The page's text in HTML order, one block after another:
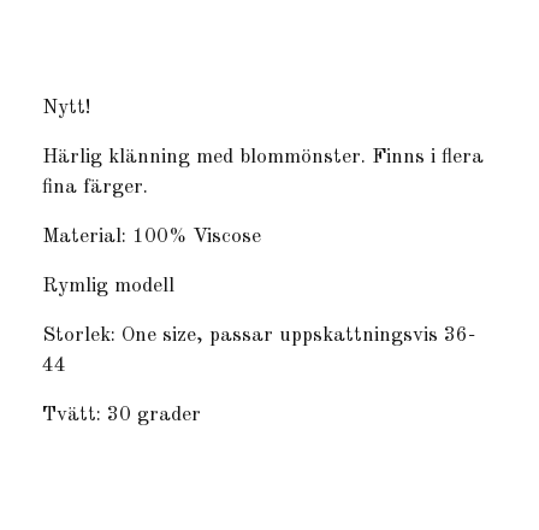
Nytt!
Härlig klänning med blommönster. Finns i flera
fina färger.
Material: 100% Viscose
Rymlig modell
Storlek: One size, passar uppskattningsvis 36-
44
Tvätt: 30 grader